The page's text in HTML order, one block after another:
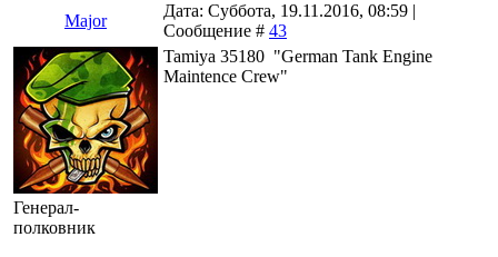
Major
Дата: Суббота, 19.11.2016, 08:59 |
Сообщение # 43
Генерал-
полковник
Tamiya 35180 "German Tank Engine
Maintence Crew"